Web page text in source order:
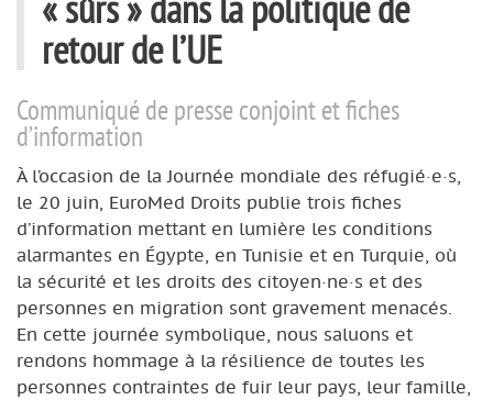
retour de l’UE
Communiqué de presse conjoint et fiches
d’information
À l’occasion de la Journée mondiale des réfugié·e·s,
le 20 juin, EuroMed Droits publie trois fiches
d’information mettant en lumière les conditions
alarmantes en Égypte, en Tunisie et en Turquie, où
la sécurité et les droits des citoyen·ne·s et des
personnes en migration sont gravement menacés.
En cette journée symbolique, nous saluons et
rendons hommage à la résilience de toutes les
personnes contraintes de fuir leur pays, leur famille,